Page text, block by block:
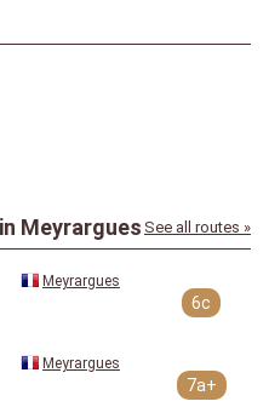
Meyrargues See all routes »
Meyrargues
6c
Meyrargues
7a+